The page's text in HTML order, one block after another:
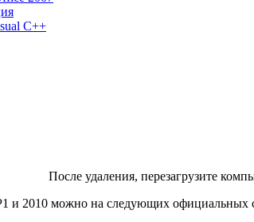
C++
После удаления, перезагрузите
и 2010 можно на следующих